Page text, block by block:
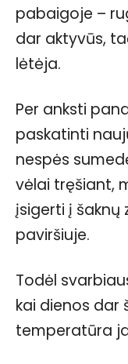
pabaigoje –
dar aktyvūs,
lėtėja.
Per anksti
paskatinti
nespės
vėlai tręšiant,
įsigerti į šaknų
paviršiuje.
Todėl
kai dienos dar
temperatūra